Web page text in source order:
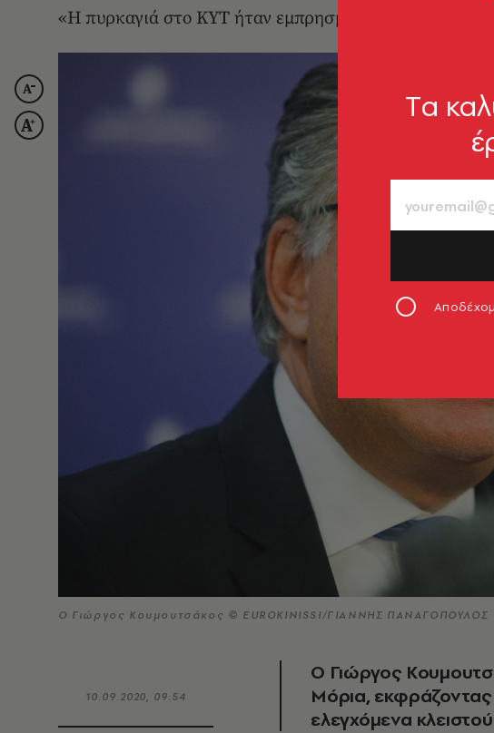
«Η πυρκαγιά στο ΚΥΤ ήταν εμπρησμός»
Ο Γιώργος Κουμουτσάκος © EUROKINISSI/ΓΙΑΝΝΗΣ ΠΑΝΑΓΟΠΟΥΛΟΣ
10.09.2020, 09:54
Ο Γιώργος
Μόρια, εκφράζοντας
ελεγχόμενα
Tα